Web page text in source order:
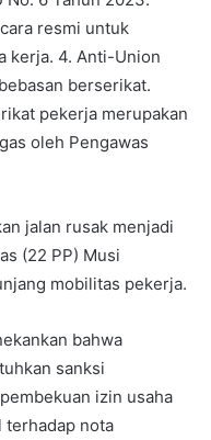
resmi untuk
kerja. 4. Anti-Union
berserikat.
pekerja merupakan
oleh Pengawas
jalan rusak menjadi
(22 PP) Musi
mobilitas pekerja.
bahwa
sanksi
izin usaha
terhadap nota